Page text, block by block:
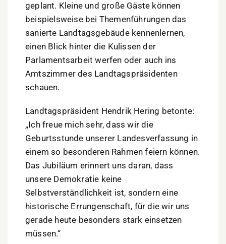
geplant. Kleine und große Gäste können
beispielsweise bei Themenführungen das
sanierte Landtagsgebäude kennenlernen,
einen Blick hinter die Kulissen der
Parlamentsarbeit werfen oder auch ins
Amtszimmer des Landtagspräsidenten
schauen.
Landtagspräsident Hendrik Hering betonte:
„Ich freue mich sehr, dass wir die
Geburtsstunde unserer Landesverfassung in
einem so besonderen Rahmen feiern können.
Das Jubiläum erinnert uns daran, dass
unsere Demokratie keine
Selbstverständlichkeit ist, sondern eine
historische Errungenschaft, für die wir uns
gerade heute besonders stark einsetzen
müssen.“